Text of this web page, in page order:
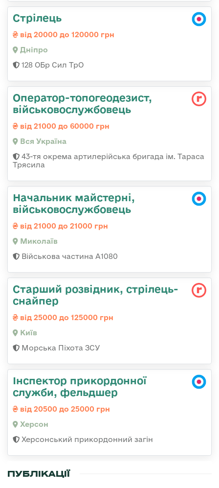
Стрілець
від 20000 до 120000 грн
Дніпро
128 ОБр Сил ТрО
Оператор-топогеодезист,
військовослужбовець
від 21000 до 60000 грн
Вся Україна
43-тя окрема артилерійська бригада ім. Тараса
Трясила
Начальник майстерні,
військовослужбовець
від 21000 до 21000 грн
Миколаїв
Військова частина А1080
Стаpший pозвідник, стрілець-
снайпеp
від 25000 до 125000 грн
Київ
Морська Піхота ЗСУ
Інспектор прикордонної
служби, фельдшер
від 20500 до 25000 грн
Херсон
Херсонський прикордонний загін
ПУБЛІКАЦІЇ